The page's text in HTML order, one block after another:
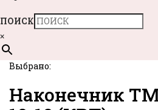
ПОИСК
×
Выбрано:
Наконечник